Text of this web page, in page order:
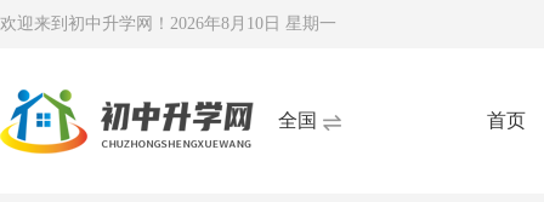
欢迎来到初中升学网！ 2026年8月10日 星期一
全国 首页